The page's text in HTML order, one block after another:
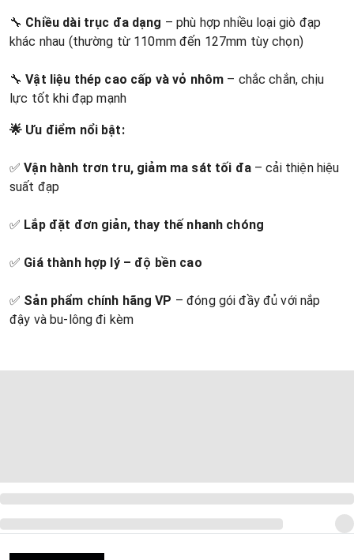
🔧 Chiều dài trục đa dạng – phù hợp nhiều loại giò đạp
khác nhau (thường từ 110mm đến 127mm tùy chọn)
🔧Vật liệu thép cao cấp và vỏ nhôm – chắc chắn, chịu
lực tốt khi đạp mạnh
🌟 Ưu điểm nổi bật:
✅Vận hành trơn tru, giảm ma sát tối đa– cải thiện hiệu
suất đạp
✅ Lắp đặt đơn giản, thay thế nhanh chóng
✅ Giá thành hợp lý – độ bền cao
✅ Sản phẩm chính hãng VP – đóng gói đầy đủ với nắp
đậy và bu-lông đi kèm